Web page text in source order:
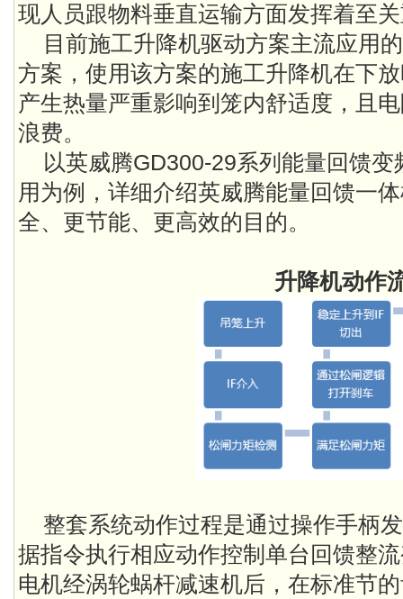
现人员跟物料垂直运输方面发挥着至
目前施工升降机驱动方案主流应用
方案，使用该方案的施工升降机在下
产生热量严重影响到笼内舒适度，且
浪费。
以英威腾GD300-29系列能量回馈
用为例，详细介绍英威腾能量回馈一
全、更节能、更高效的目的。
升降机动作
整套系统动作过程是通过操作手柄
据指令执行相应动作控制单台回馈整
电机经涡轮蜗杆减速机后，在标准节